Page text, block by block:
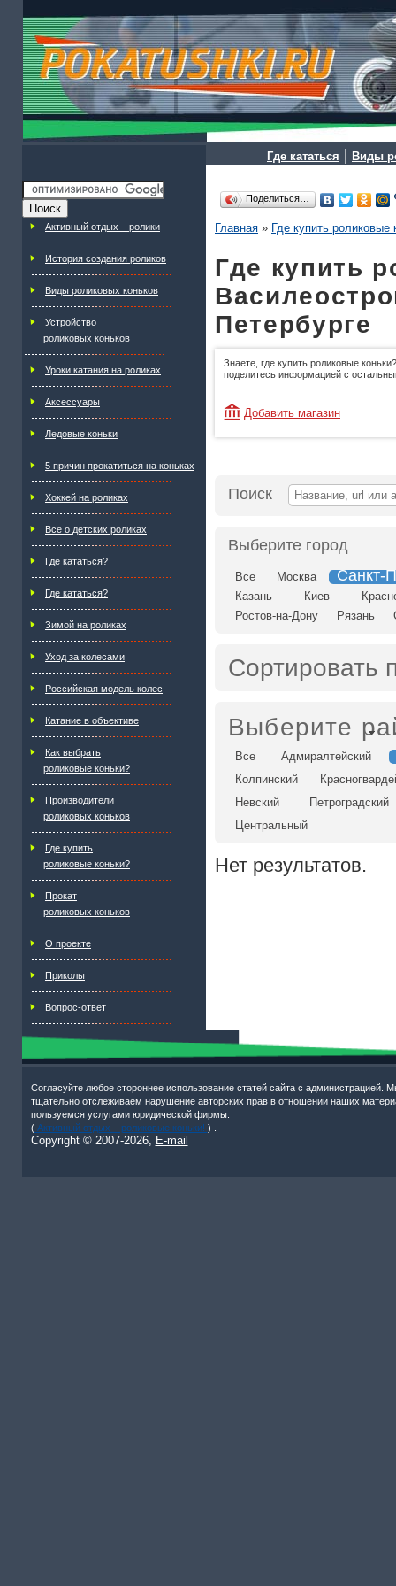
Где кататься | Виды
Активный отдых – ролики
История создания роликов
Виды роликовых коньков
Устройство
роликовых коньков
Уроки катания на роликах
Аксессуары
Ледовые коньки
5 причин прокатиться на коньках
Хоккей на роликах
Все о детских роликах
Где кататься?
Где кататься?
Зимой на роликах
Уход за колесами
Российская модель колес
Катание в объективе
Как выбрать
роликовые коньки?
Производители
роликовых коньков
Где купить
роликовые коньки?
Прокат
роликовых коньков
О проекте
Приколы
Вопрос-ответ
Поделиться…
Главная » Где купить роликовые
Где купить
Петербурге
Знаете, где купить роликовые
поделитесь информацией с
Добавить магазин
Поиск
Выберите город
Все Москва Санкт-
Казань Киев
Ростов-на-Дону
Рязань
Сортировать
Выберите
Все
Адмиралтейский
Колпинский
Невский
Петроградский
Центральный
Нет результатов.
Согласуйте любое стороннее использование статей сайта с администрацией.
тщательно отслеживаем нарушение авторских прав в отношении наших
пользуемся услугами юридической фирмы.
(Активный отдых – роликовые коньки! ) .
Copyright © 2007-2026, E-mail